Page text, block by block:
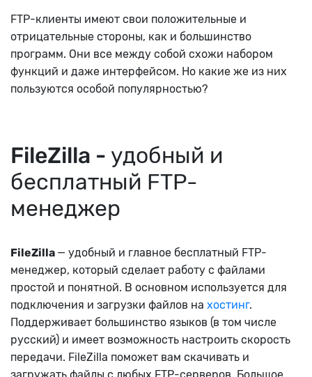
FTP-клиенты имеют свои положительные и
отрицательные стороны, как и большинство
программ. Они все между собой схожи набором
функций и даже интерфейсом. Но какие же из них
пользуются особой популярностью?
FileZilla - удобный и
бесплатный FTP-
менеджер
FileZilla — удобный и главное бесплатный FTP-
менеджер, который сделает работу с файлами
простой и понятной. В основном используется для
подключения и загрузки файлов на хостинг.
Поддерживает большинство языков (в том числе
русский) и имеет возможность настроить скорость
передачи. FileZilla поможет вам скачивать и